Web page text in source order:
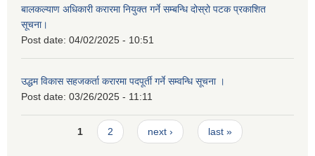
बालकल्याण अधिकारी करारमा नियुक्त गर्ने सम्बन्धि दोस्रो पटक प्रकाशित
सूचना।
Post date: 04/02/2025 - 10:51
उद्धम विकास सहजकर्ता करारमा पदपूर्ती गर्ने सम्वन्धि सूचना ।
Post date: 03/26/2025 - 11:11
Pages1 2 next › last »